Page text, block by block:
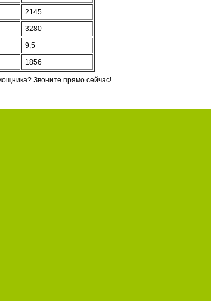
2145
3280
9,5
1856
Звоните прямо сейчас!